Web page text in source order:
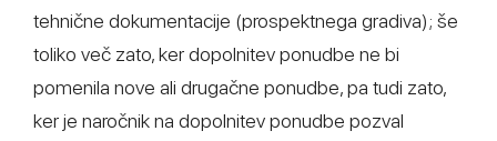
tehnične dokumentacije (prospektnega gradiva); še
toliko več zato, ker dopolnitev ponudbe ne bi
pomenila nove ali drugačne ponudbe, pa tudi zato,
ker je naročnik na dopolnitev ponudbe pozval